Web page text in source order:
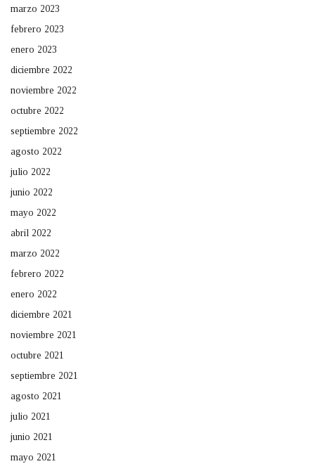
marzo 2023
febrero 2023
enero 2023
diciembre 2022
noviembre 2022
octubre 2022
septiembre 2022
agosto 2022
julio 2022
junio 2022
mayo 2022
abril 2022
marzo 2022
febrero 2022
enero 2022
diciembre 2021
noviembre 2021
octubre 2021
septiembre 2021
agosto 2021
julio 2021
junio 2021
mayo 2021